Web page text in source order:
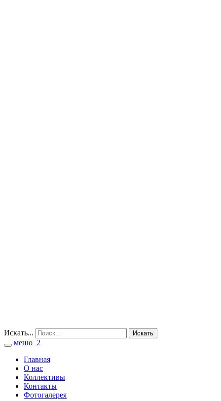
Искать... Искать
Toggle
navigation
меню_2
Главная
О нас
Коллективы
Контакты
Фотогалерея